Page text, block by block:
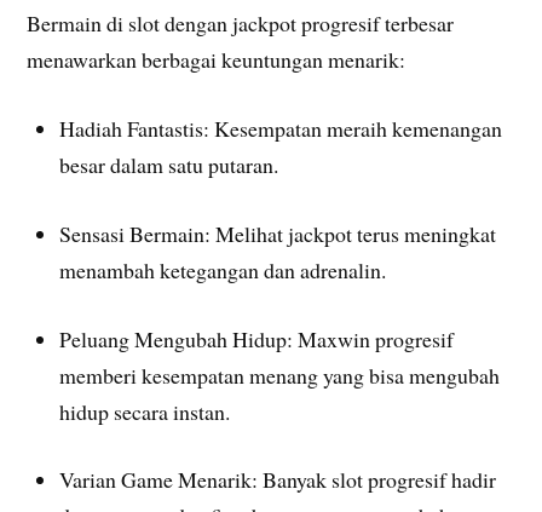
Bermain di slot dengan jackpot progresif terbesar
menawarkan berbagai keuntungan menarik:
Hadiah Fantastis: Kesempatan meraih kemenangan
besar dalam satu putaran.
Sensasi Bermain: Melihat jackpot terus meningkat
menambah ketegangan dan adrenalin.
Peluang Mengubah Hidup: Maxwin progresif
memberi kesempatan menang yang bisa mengubah
hidup secara instan.
Varian Game Menarik: Banyak slot progresif hadir